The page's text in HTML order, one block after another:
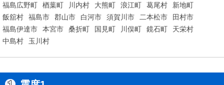
福島広野町 楢葉町 川内村 大熊町 浪江町 葛尾村
新地町
飯舘村
福島市 郡山市 白河市 須賀川市 二本松市
田村市
福島伊達市
本宮市 桑折町 国見町 川俣町 鏡石町
天栄村
中島村
玉川村